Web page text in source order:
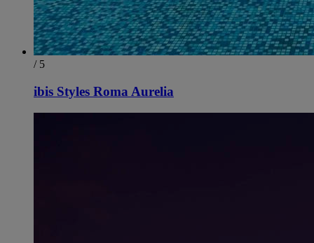
/ 5
ibis Styles Roma Aurelia